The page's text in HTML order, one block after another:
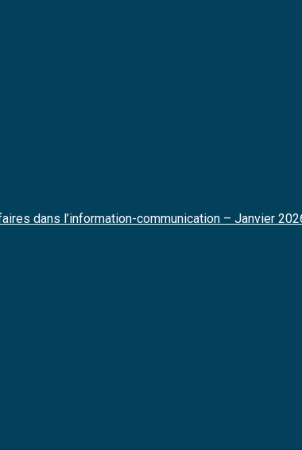
dans l’information-communication – Janvier